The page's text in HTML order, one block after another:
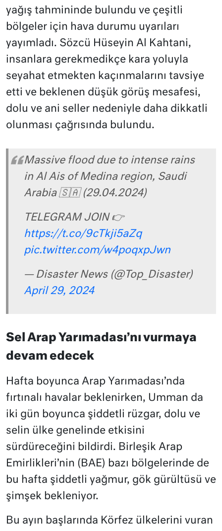
yağış tahmininde bulundu ve çeşitli
bölgeler için hava durumu uyarıları
yayımladı. Sözcü Hüseyin Al Kahtani,
insanlara gerekmedikçe kara yoluyla
seyahat etmekten kaçınmalarını tavsiye
etti ve beklenen düşük görüş mesafesi,
dolu ve ani seller nedeniyle daha dikkatli
olunması çağrısında bulundu.
Massive flood due to intense rains
in Al Ais of Medina region, Saudi
Arabia 🇸🇦 (29.04.2024)
TELEGRAM JOIN 👉
https://t.co/9cTkji5aZq
pic.twitter.com/w4poqxpJwn
— Disaster News (@Top_Disaster)
April 29, 2024
Sel Arap Yarımadası’nı vurmaya
devam edecek
Hafta boyunca Arap Yarımadası’nda
fırtınalı havalar beklenirken, Umman da
iki gün boyunca şiddetli rüzgar, dolu ve
selin ülke genelinde etkisini
sürdüreceğini bildirdi. Birleşik Arap
Emirlikleri’nin (BAE) bazı bölgelerinde de
bu hafta şiddetli yağmur, gök gürültüsü ve
şimşek bekleniyor.
Bu ayın başlarında Körfez ülkelerini vuran